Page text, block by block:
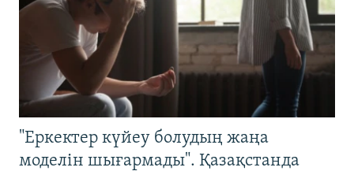
"Еркектер күйеу болудың жаңа
моделін шығармады". Қазақстанда